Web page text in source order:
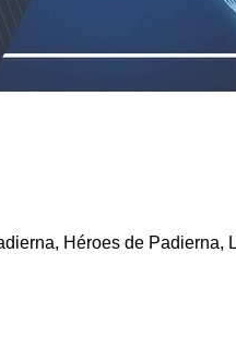
Héroes de Padierna,